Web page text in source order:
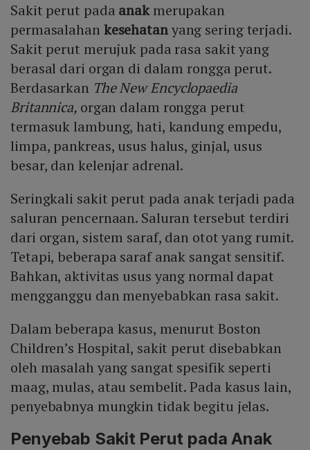
Sakit perut pada anakmerupakan
permasalahan kesehatanyang sering terjadi.
Sakit perut merujuk pada rasa sakit yang
berasal dari organ di dalam rongga perut.
Berdasarkan The New Encyclopaedia
Britannica, organ dalam rongga perut
termasuk lambung, hati, kandung empedu,
limpa, pankreas, usus halus, ginjal, usus
besar, dan kelenjar adrenal.
Seringkali sakit perut pada anak terjadi pada
saluran pencernaan. Saluran tersebut terdiri
dari organ, sistem saraf, dan otot yang rumit.
Tetapi, beberapa saraf anak sangat sensitif.
Bahkan, aktivitas usus yang normal dapat
mengganggu dan menyebabkan rasa sakit.
Dalam beberapa kasus, menurut Boston
Children’s Hospital, sakit perut disebabkan
oleh masalah yang sangat spesifik seperti
maag, mulas, atau sembelit. Pada kasus lain,
penyebabnya mungkin tidak begitu jelas.
Penyebab Sakit Perut pada Anak